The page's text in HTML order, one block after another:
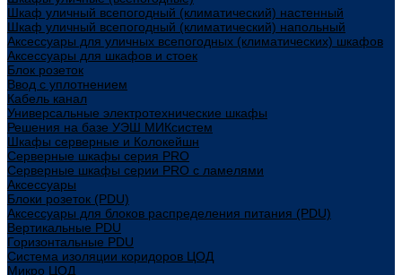
Шкаф уличный всепогодный (климатический) настенный
Шкаф уличный всепогодный (климатический) напольный
Аксессуары для уличных всепогодных (климатических) шкафов
Аксессуары для шкафов и стоек
Блок розеток
Ввод с уплотнением
Кабель канал
Универсальные электротехнические шкафы
Решения на базе УЭШ МИКсистем
Шкафы серверные и Колокейшн
Серверные шкафы серия PRO
Серверные шкафы серии PRO с ламелями
Аксессуары
Блоки розеток (PDU)
Аксессуары для блоков распределения питания (PDU)
Вертикальные PDU
Горизонтальные PDU
Система изоляции коридоров ЦОД
Микро ЦОД